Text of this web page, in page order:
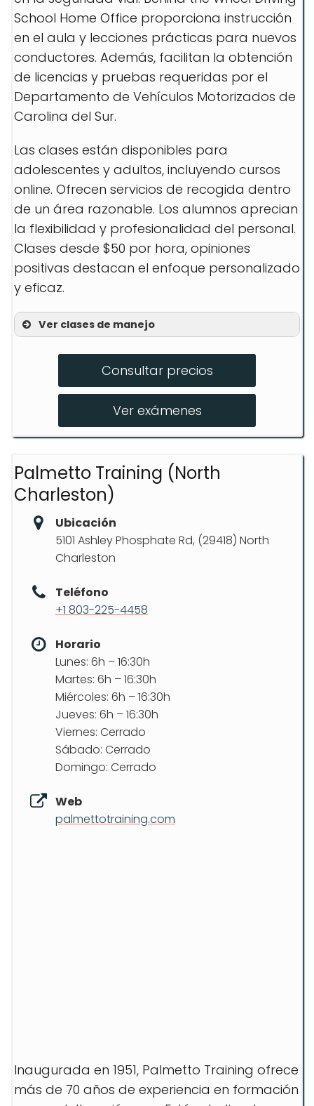
School Home Office proporciona instrucción
en el aula y lecciones prácticas para nuevos
conductores. Además, facilitan la obtención
de licencias y pruebas requeridas por el
Departamento de Vehículos Motorizados de
Carolina del Sur.
Las clases están disponibles para
adolescentes y adultos, incluyendo cursos
online. Ofrecen servicios de recogida dentro
de un área razonable. Los alumnos aprecian
la flexibilidad y profesionalidad del personal.
Clases desde $50 por hora, opiniones
positivas destacan el enfoque personalizado
y eficaz.
Ver clases de manejo
Lecciones detrás del volante
Cursos de manejo defensivo
Consultar precios
Ver exámenes
Palmetto Training (North
Charleston)
Ubicación
5101 Ashley Phosphate Rd, (29418) North
Charleston
Teléfono
+1 803-225-4458
Horario
Lunes: 6h – 16:30h
Martes: 6h – 16:30h
Miércoles: 6h – 16:30h
Jueves: 6h – 16:30h
Viernes: Cerrado
Sábado: Cerrado
Domingo: Cerrado
Web
palmettotraining.com
Inaugurada en 1951, Palmetto Training ofrece
más de 70 años de experiencia en formación